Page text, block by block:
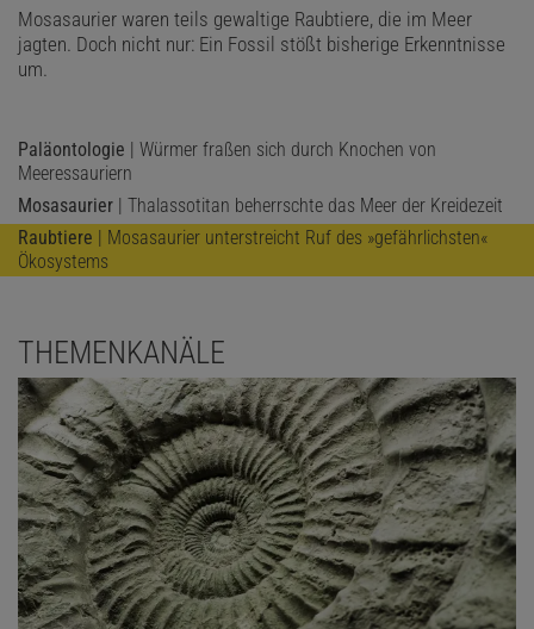
Mosasaurier waren teils gewaltige Raubtiere, die im Meer
jagten. Doch nicht nur: Ein Fossil stößt bisherige Erkenntnisse
um.
Paläontologie | Würmer fraßen sich durch Knochen von
Meeressauriern
Mosasaurier | Thalassotitan beherrschte das Meer der Kreidezeit
Raubtiere | Mosasaurier unterstreicht Ruf des »gefährlichsten«
Ökosystems
THEMENKANÄLE